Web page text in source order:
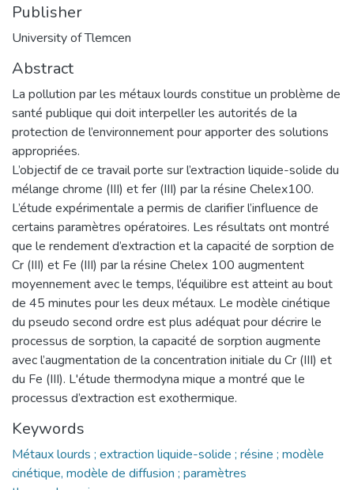
Publisher
University of Tlemcen
Abstract
La pollution par les métaux lourds constitue un problème de
santé publique qui doit interpeller les autorités de la
protection de l’environnement pour apporter des solutions
appropriées.
L’objectif de ce travail porte sur l’extraction liquide-solide du
mélange chrome (III) et fer (III) par la résine Chelex100.
L’étude expérimentale a permis de clarifier l’influence de
certains paramètres opératoires. Les résultats ont montré
que le rendement d’extraction et la capacité de sorption de
Cr (III) et Fe (III) par la résine Chelex 100 augmentent
moyennement avec le temps, l’équilibre est atteint au bout
de 45 minutes pour les deux métaux. Le modèle cinétique
du pseudo second ordre est plus adéquat pour décrire le
processus de sorption, la capacité de sorption augmente
avec l’augmentation de la concentration initiale du Cr (III) et
du Fe (III). L'étude thermodyna mique a montré que le
processus d’extraction est exothermique.
Keywords
Métaux lourds ; extraction liquide-solide ; résine ; modèle
cinétique, modèle de diffusion ; paramètres